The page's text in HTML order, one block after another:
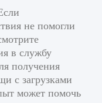
не помогли
в службу
получения
с загрузками
может помочь